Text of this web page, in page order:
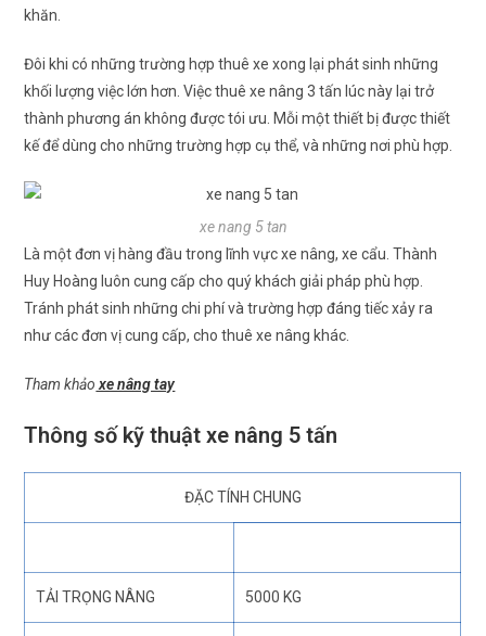
khăn.
Đôi khi có những trường hợp thuê xe xong lại phát sinh những
khối lượng việc lớn hơn. Việc thuê xe nâng 3 tấn lúc này lại trở
thành phương án không được tói ưu. Mỗi một thiết bị được thiết
kế để dùng cho những trường hợp cụ thể, và những nơi phù hợp.
xe nang 5 tan
Là một đơn vị hàng đầu trong lĩnh vực xe nâng, xe cẩu. Thành
Huy Hoàng luôn cung cấp cho quý khách giải pháp phù hợp.
Tránh phát sinh những chi phí và trường hợp đáng tiếc xảy ra
như các đơn vị cung cấp, cho thuê xe nâng khác.
Tham khảo xe nâng tay
Thông số kỹ thuật xe nâng 5 tấn
ĐẶC TÍNH CHUNG
TẢI TRỌNG NÂNG 5000 KG